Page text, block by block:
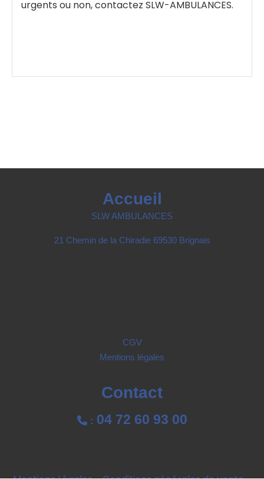
urgents ou non, contactez SLW-AMBULANCES.
Accueil
SLW AMBULANCES
21 Chemin de la Chiradie 69530 Brignais
CGV
Mentions légales
Contact
: 04 72 60 93 00